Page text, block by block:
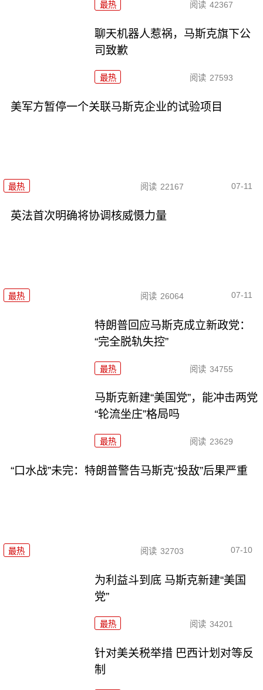
最热 阅读 42367
聊天机器人惹祸，马斯克旗下公
司致歉
最热 阅读 27593
美军方暂停一个关联马斯克企业的试验项目
最热 阅读 22167 07-11
英法首次明确将协调核威慑力量
最热 阅读 26064 07-11
特朗普回应马斯克成立新政党：
“完全脱轨失控”
最热 阅读 34755
马斯克新建“美国党”，能冲击两党
“轮流坐庄”格局吗
最热 阅读 23629
“口水战”未完：特朗普警告马斯克“投敌”后果严重
最热 阅读 32703 07-10
为利益斗到底 马斯克新建“美国
党”
最热 阅读 34201
针对美关税举措 巴西计划对等反
制